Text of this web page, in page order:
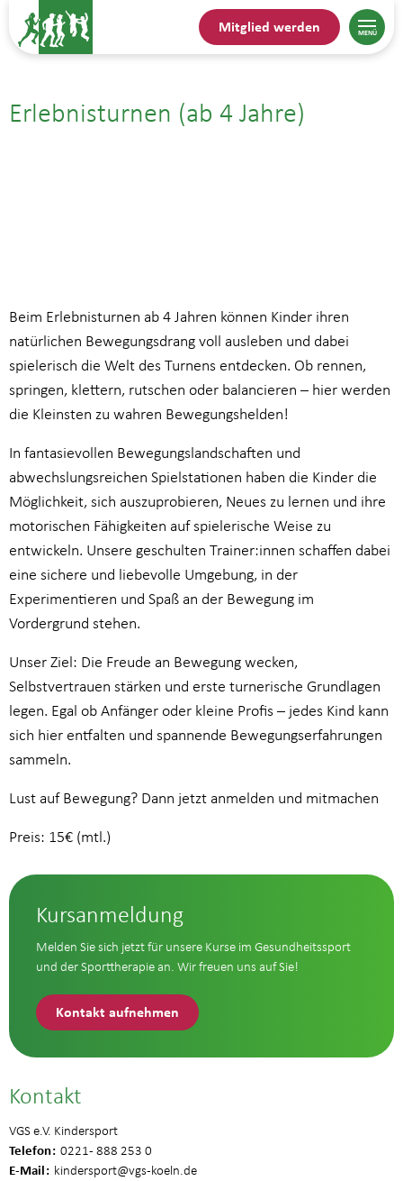
Mitglied werden
Erlebnisturnen (ab 4 Jahre)
Beim Erlebnisturnen ab 4 Jahren können Kinder ihren
natürlichen Bewegungsdrang voll ausleben und dabei
spielerisch die Welt des Turnens entdecken. Ob rennen,
springen, klettern, rutschen oder balancieren – hier werden
die Kleinsten zu wahren Bewegungshelden!
In fantasievollen Bewegungslandschaften und
abwechslungsreichen Spielstationen haben die Kinder die
Möglichkeit, sich auszuprobieren, Neues zu lernen und ihre
motorischen Fähigkeiten auf spielerische Weise zu
entwickeln. Unsere geschulten Trainer:innen schaffen dabei
eine sichere und liebevolle Umgebung, in der
Experimentieren und Spaß an der Bewegung im
Vordergrund stehen.
Unser Ziel: Die Freude an Bewegung wecken,
Selbstvertrauen stärken und erste turnerische Grundlagen
legen. Egal ob Anfänger oder kleine Profis – jedes Kind kann
sich hier entfalten und spannende Bewegungserfahrungen
sammeln.
Lust auf Bewegung? Dann jetzt anmelden und mitmachen
Preis: 15€ (mtl.)
Kursanmeldung
Melden Sie sich jetzt für unsere Kurse im Gesundheitssport
und der Sporttherapie an. Wir freuen uns auf Sie!
Kontakt aufnehmen
Kontakt
VGS e.V. Kindersport
Telefon 0221 - 888 253 0
E-Mail kindersport@vgs-koeln.de